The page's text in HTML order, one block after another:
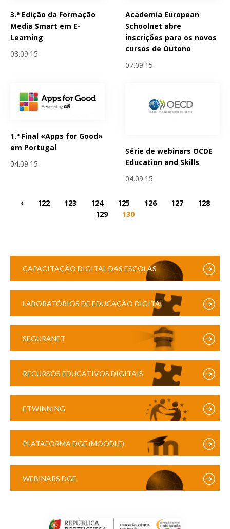
3.ª Edição da Formação
Media Smart em E-
Learning
08.09.15
Academia European
Schoolnet abre
inscrições para os novos
cursos de Outono
07.09.15
1.ª Final «Apps for Good»
em Portugal
04.09.15
Série de webinars OCDE
Education and Skills
04.09.15
‹ 122 123 124 125 126 127
128
129
130
CAPACITAÇÃO DIGITAL DAS ESCOLAS
LABORATÓRIOS DE EDUCAÇÃO DIGITAL
SEGURANET
RECURSOS EDUCATIVOS DIGITAIS
ETWINNING
PLATAFORMA DGE (MOODLE)
WEBINARS DGE